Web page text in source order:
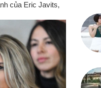
của Eric Javits,